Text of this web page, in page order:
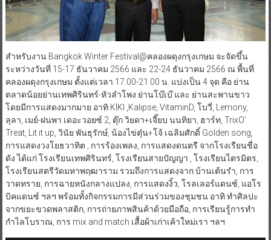
สำหรับงาน Bangkok Winter Festival@คลองผดุงกรุงเกษม จะจัดขึ้น
ระหว่างวันที่ 15-17 ธันวาคม 2566 และ 22-24 ธันวาคม 2566 ณ พื้นที่
คลองผดุงกรุงเกษม ตั้งแต่เวลา 17.00-21.00 น. แบ่งเป็น 4 จุด คือ ย่าน
ตลาดน้อยย่านเทพศิรินทร์-หัวลำโพง ย่านโบ๊เบ๊ และ ย่านสะพานขาว
โดยมีการแสดงมากมาย อาทิ KIKI ,Kalipse, VitaminD, โบวี่, Lemony,
ลุลา, เมย์-ฝนพา เดอะวอยซ์ 2, ตุ๊ก วิยดา+เจี๊ยบ นนทิยา, ฮาร์ท, TrixO’
Treat, Lit it up, วินัย พันธุรักษ์, น้องไข่ตุ๋น+โจ้ เฉลิมศักดิ์ Golden song,
การแสดงวงโยธวาทิต , การร้องเพลง, การแสดงดนตรี จากโรงเรียนชื่อ
ดัง ได้แก่ โรงเรียนเทพศิรินทร์, โรงเรียนสายปัญญา , โรงเรียนไตรมิตร,
โรงเรียนสตรีวัดมหาพฤฒาราม รวมถึงการแสดงจาก บ้านเต้นรำ, การ
วาดทราย, การฉายหนังกลางแปลง, การแสดงงิ้ว, โรลเลอร์แดนซ์, แอโร
บิคแดนซ์ ฯลฯ พร้อมทั้งกิจกรรมการมีส่วนร่วมของชุมชน อาทิ ทำศิลปะ
จากขยะขวดพลาสติก, การถ่ายภาพสินค้าด้วยมือถือ, การเรียนรู้การทำ
กำไลโบราณ, การ mix and match เสื้อผ้าเก่าเค้าใหม่เรา ฯลฯ